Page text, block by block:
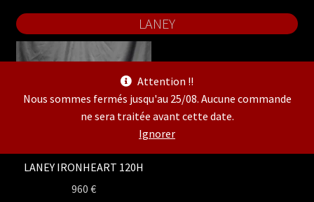
Attention !!
Nous sommes fermés jusqu'au 25/08. Aucune commande
ne sera traitée avant cette date.
Ignorer
LANEY
LANEY IRONHEART 120H
960 €